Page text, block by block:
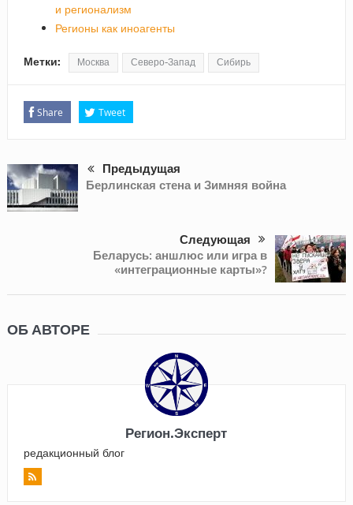
и регионализм
Регионы как иноагенты
Метки: Москва Северо-Запад Сибирь
Share Tweet
Предыдущая
Берлинская стена и Зимняя война
Следующая
Беларусь: аншлюс или игра в
«интеграционные карты»?
ОБ АВТОРЕ
Регион.Эксперт
редакционный блог